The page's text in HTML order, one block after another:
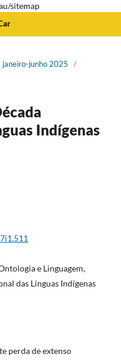
sitemap
janeiro-junho 2025
/
Indígenas
e Linguagem,
das Línguas Indígenas
perda de extenso